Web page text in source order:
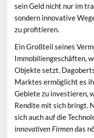
sein Geld nicht nur im
sondern innovative
zu profitieren.
Ein Großteil seines
Immobiliengeschäften,
Objekte setzt.
Marktes ermöglicht es
Gebiete zu investieren,
Rendite mit sich bringt.
sich auch auf die
innovativen Firmendas